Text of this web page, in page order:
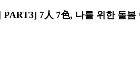
7人 7色, 나를 위한 돌봄